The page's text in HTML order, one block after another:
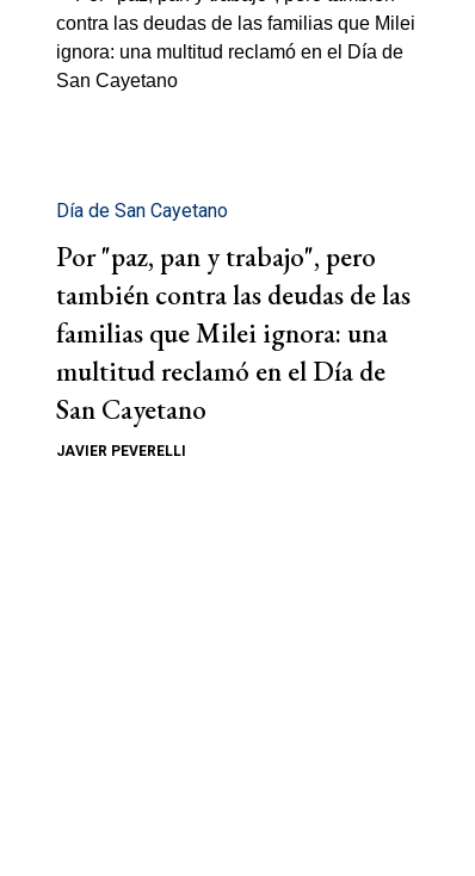
Día de San Cayetano
Por "paz, pan y trabajo", pero
también contra las deudas de las
familias que Milei ignora: una
multitud reclamó en el Día de
San Cayetano
JAVIER PEVERELLI